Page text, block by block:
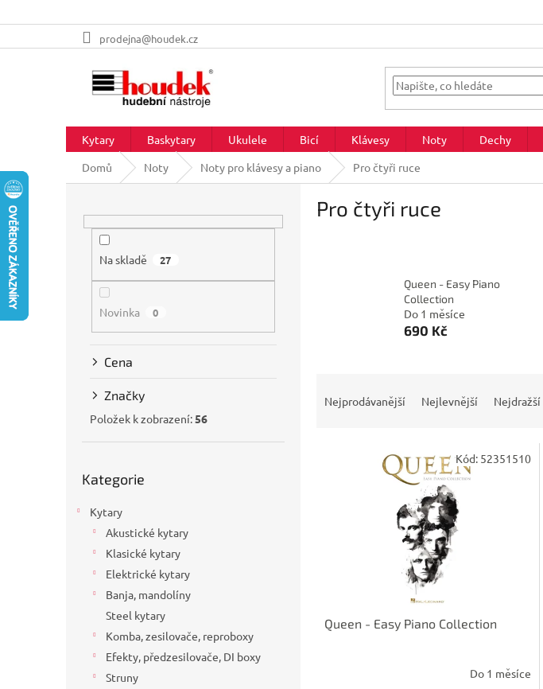
na
prodejna@houdek.cz
Kytary Baskytary Ukulele Bicí Klávesy Noty Dechy
Domů
Noty Noty pro klávesy a piano Pro čtyři ruce
Na skladě 27
Novinka 0
Cena
Značky
Položek k zobrazení:56
kategorie
Kategorie
Kytary
Akustické kytary
Klasické kytary
Elektrické kytary
Banja, mandolíny
Steel kytary
Komba, zesilovače, reproboxy
Efekty, předzesilovače, DI boxy
Struny
Pro čtyři ruce
Queen - Easy Piano
Collection
Do 1 měsíce
690 Kč
Nejprodávanější Nejlevnější Nejdražší
Queen - Easy Piano Collection
Do 1 měsíce
Kód: 52351510